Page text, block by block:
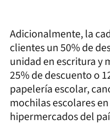
Adicionalmente, la
clientes un 50% de
unidad en escritura y
25% de descuento o
papelería escolar,
mochilas escolares
hipermercados del